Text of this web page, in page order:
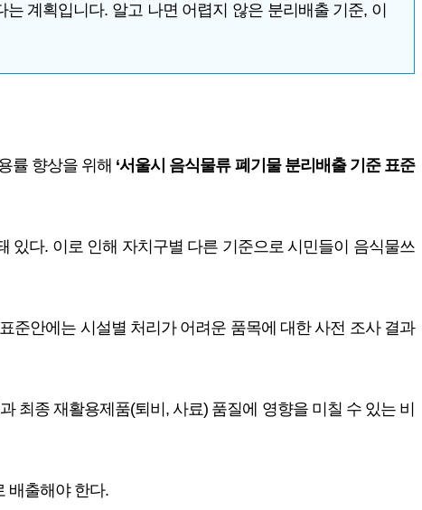
계획입니다. 알고 나면 어렵지 않은 분리배출 기준, 이
률 향상을 위해 ‘서울시 음식물류 폐기물 분리배출 기준 표준
있다. 이로 인해 자치구별 다른 기준으로 시민들이 음식물쓰
준안에는 시설별 처리가 어려운 품목에 대한 사전 조사 결과
최종 재활용제품(퇴비, 사료) 품질에 영향을 미칠 수 있는 비
배출해야 한다.